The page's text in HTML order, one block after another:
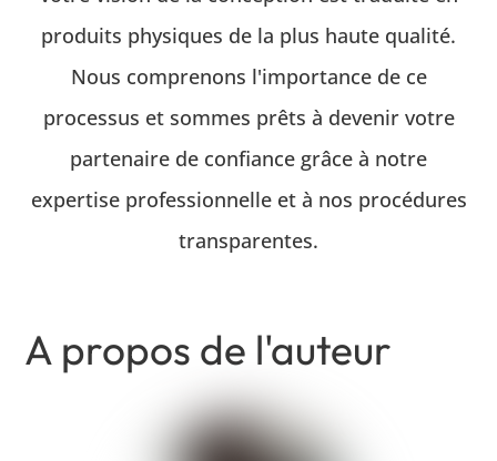
produits physiques de la plus haute qualité.
Nous comprenons l'importance de ce
processus et sommes prêts à devenir votre
partenaire de confiance grâce à notre
expertise professionnelle et à nos procédures
transparentes.
A propos de l'auteur